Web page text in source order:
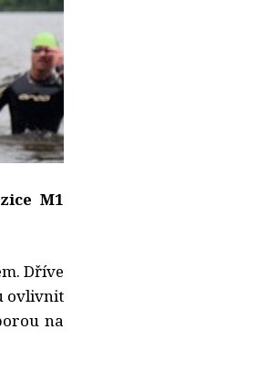
M1
Dříve
ovlivnit
na